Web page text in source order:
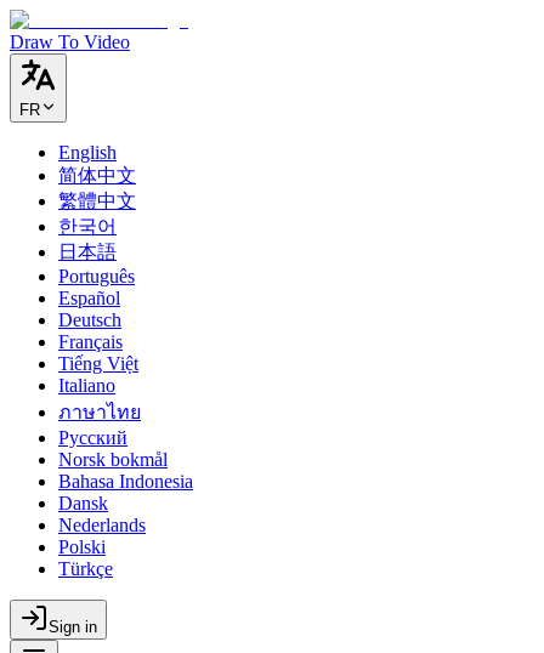
Draw To Video
FR
English
简体中文
繁體中文
한국어
日本語
Português
Español
Deutsch
Français
Tiếng Việt
Italiano
ภาษาไทย
Русский
Norsk bokmål
Bahasa Indonesia
Dansk
Nederlands
Polski
Türkçe
Sign in